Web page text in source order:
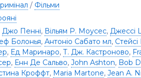
/ Фільми
Джо Пенні, Вільям Р. Моусес, Джессі
Болонья, Антоніо Сабато мл,
, Ед Маринаро, Т. Дж. Кастроново,
, Енн Де Сальво, John Ashton, Bob
Кроффт, Maria Martone, Jean A.